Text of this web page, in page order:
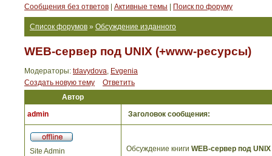
Сообщения без ответов
Активные темы Поиск по форуму
Список форумов » Обсуждение изданного
WEB-сервер под UNIX (+www-ресурсы)
Модераторы: tdavydova, Evgenia
Создать новую тему
Ответить
Автор
admin
Заголовок сообщения:
Site Admin Обсуждение книги WEB-сервер под